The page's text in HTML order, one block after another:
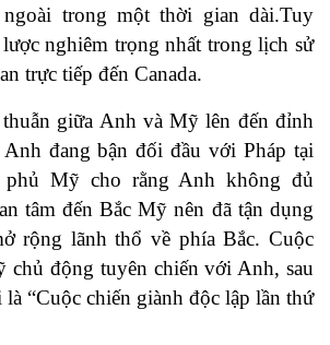
trong một thời gian dài.Tuy
nghiêm trọng nhất trong lịch sử
trực tiếp đến Canada.
giữa Anh và Mỹ lên đến đỉnh
đang bận đối đầu với Pháp tại
phủ Mỹ cho rằng Anh không đủ
tâm đến Bắc Mỹ nên đã tận dụng
rộng lãnh thổ về phía Bắc. Cuộc
chủ động tuyên chiến với Anh, sau
“Cuộc chiến giành độc lập lần thứ